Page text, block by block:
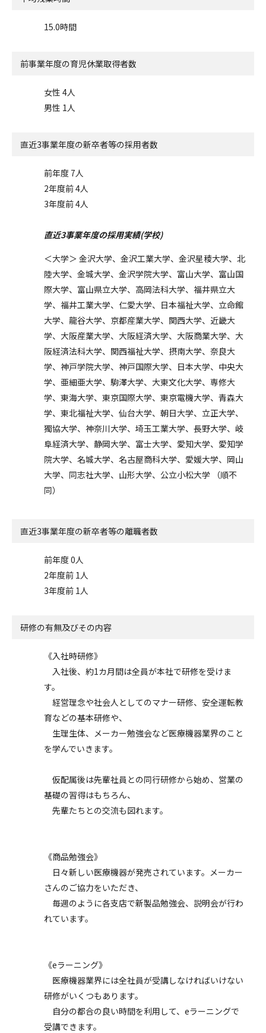
15.0時間
前事業年度の育児休業取得者数
女性 4人
男性 1人
直近3事業年度の新卒者等の採用者数
前年度 7人
2年度前 4人
3年度前 4人
直近3事業年度の採用実績(学校)
＜大学＞ 金沢大学、金沢工業大学、金沢星稜大学、北
陸大学、金城大学、金沢学院大学、富山大学、富山国
際大学、富山県立大学、高岡法科大学、福井県立大
学、福井工業大学、仁愛大学、日本福祉大学、立命館
大学、龍谷大学、京都産業大学、関西大学、近畿大
学、大阪産業大学、大阪経済大学、大阪商業大学、大
阪経済法科大学、関西福祉大学、摂南大学、奈良大
学、神戸学院大学、神戸国際大学、日本大学、中央大
学、亜細亜大学、駒澤大学、大東文化大学、専修大
学、東海大学、東京国際大学、東京電機大学、青森大
学、東北福祉大学、仙台大学、朝日大学、立正大学、
獨協大学、神奈川大学、埼玉工業大学、長野大学、岐
阜経済大学、静岡大学、富士大学、愛知大学、愛知学
院大学、名城大学、名古屋商科大学、愛媛大学、岡山
大学、同志社大学、山形大学、公立小松大学 （順不
同）
直近3事業年度の新卒者等の離職者数
前年度 0人
2年度前 1人
3年度前 1人
研修の有無及びその内容
《入社時研修》
入社後、約1カ月間は全員が本社で研修を受けま
す。
経営理念や社会人としてのマナー研修、安全運転教
育などの基本研修や、
生理生体、メーカー勉強会など医療機器業界のこと
を学んでいきます。
仮配属後は先輩社員との同行研修から始め、営業の
基礎の習得はもちろん、
先輩たちとの交流も図れます。
《商品勉強会》
日々新しい医療機器が発売されています。メーカー
さんのご協力をいただき、
毎週のように各支店で新製品勉強会、説明会が行わ
れています。
《eラーニング》
医療機器業界には全社員が受講しなければいけない
研修がいくつもあります。
自分の都合の良い時間を利用して、eラーニングで
受講できます。